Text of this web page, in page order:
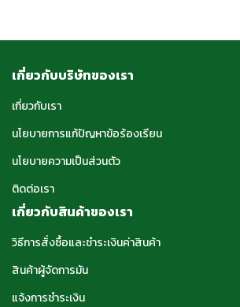
เกี่ยวกับบริษัทของเรา
เกี่ยวกับเรา
นโยบายการแก้ปัญหาข้อร้องเรียน
นโยบายความเป็นส่วนตัว
ติดต่อเรา
เกี่ยวกับสินค้าของเรา
วิธีการสั่งซื้อและชำระเงินค่าสินค้า
สินค้าผู้จัดการมัน
แจ้งการชำระเงิน